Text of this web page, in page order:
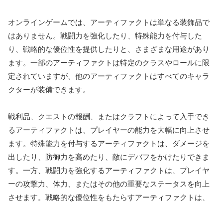
オンラインゲームでは、アーティファクトは単なる装飾品で
はありません。戦闘力を強化したり、特殊能力を付与した
り、戦略的な優位性を提供したりと、さまざまな用途があり
ます。一部のアーティファクトは特定のクラスやロールに限
定されていますが、他のアーティファクトはすべてのキャラ
クターが装備できます。
戦利品、クエストの報酬、またはクラフトによって入手でき
るアーティファクトは、プレイヤーの能力を大幅に向上させ
ます。特殊能力を付与するアーティファクトは、ダメージを
出したり、防御力を高めたり、敵にデバフをかけたりできま
す。一方、戦闘力を強化するアーティファクトは、プレイヤ
ーの攻撃力、体力、またはその他の重要なステータスを向上
させます。戦略的な優位性をもたらすアーティファクトは、